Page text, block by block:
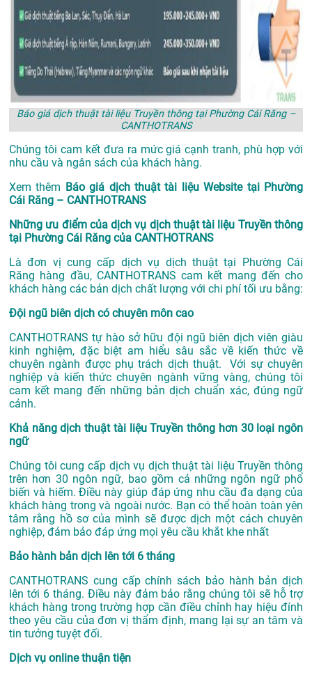
Báo giá dịch thuật tài liệu Truyền thông tại Phường Cái Răng –
CANTHOTRANS
Chúng tôi cam kết đưa ra mức giá cạnh tranh, phù hợp với
nhu cầu và ngân sách của khách hàng.
Xem thêm Báo giá dịch thuật tài liệu Website tại Phường
Cái Răng – CANTHOTRANS
Những ưu điểm của dịch vụ dịch thuật tài liệu Truyền thông
tại Phường Cái Răng của CANTHOTRANS
Là đơn vị cung cấp dịch vụ dịch thuật tại Phường Cái
Răng hàng đầu, CANTHOTRANS cam kết mang đến cho
khách hàng các bản dịch chất lượng với chi phí tối ưu bằng:
Đội ngũ biên dịch có chuyên môn cao
CANTHOTRANS tự hào sở hữu đội ngũ biên dịch viên giàu
kinh nghiệm, đặc biệt am hiểu sâu sắc về kiến thức về
chuyên ngành được phụ trách dịch thuật. Với sự chuyên
nghiệp và kiến thức chuyên ngành vững vàng, chúng tôi
cam kết mang đến những bản dịch chuẩn xác, đúng ngữ
cảnh.
Khả năng dịch thuật tài liệu Truyền thông hơn 30 loại ngôn
ngữ
Chúng tôi cung cấp dịch vụ dịch thuật tài liệu Truyền thông
trên hơn 30 ngôn ngữ, bao gồm cả những ngôn ngữ phổ
biến và hiếm. Điều này giúp đáp ứng nhu cầu đa dạng của
khách hàng trong và ngoài nước. Bạn có thể hoàn toàn yên
tâm rằng hồ sơ của mình sẽ được dịch một cách chuyên
nghiệp, đảm bảo đáp ứng mọi yêu cầu khắt khe nhất
Bảo hành bản dịch lên tới 6 tháng
CANTHOTRANS cung cấp chính sách bảo hành bản dịch
lên tới 6 tháng. Điều này đảm bảo rằng chúng tôi sẽ hỗ trợ
khách hàng trong trường hợp cần điều chỉnh hay hiệu đính
theo yêu cầu của đơn vị thẩm định, mang lại sự an tâm và
tin tưởng tuyệt đối.
Dịch vụ online thuận tiện